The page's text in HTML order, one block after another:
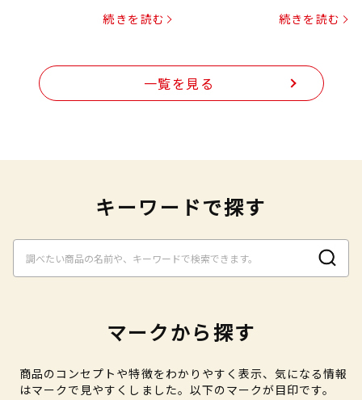
続きを読む 続きを読む
一覧を見る
キーワードで探す
マークから探す
商品のコンセプトや特徴をわかりやすく表示、気になる情報
はマークで見やすくしました。以下のマークが目印です。